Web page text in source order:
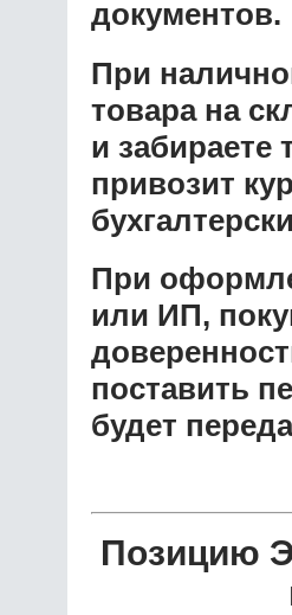
документов.
При
товара на
и забираете
привозит
При
или ИП,
поставить
будет
Позицию